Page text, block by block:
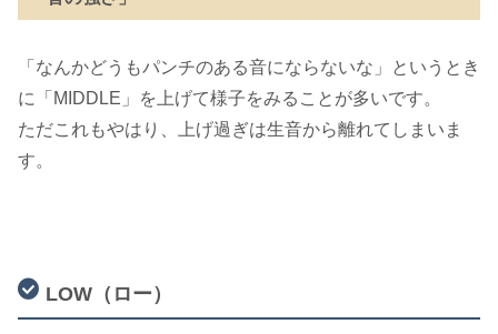
「なんかどうもパンチのある音にならないな」というとき
に「MIDDLE」を上げて様子をみることが多いです。
ただこれもやはり、上げ過ぎは生音から離れてしまいま
す。
LOW（ロー）